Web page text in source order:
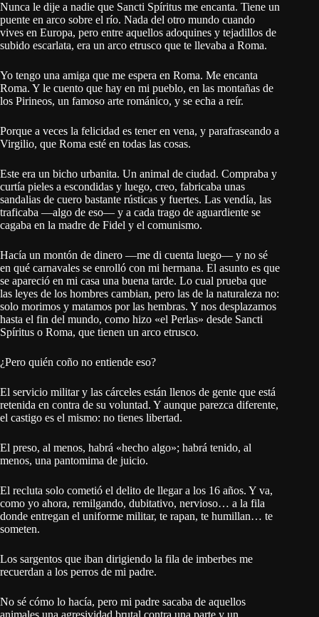
Nunca le dije a nadie que Sancti Spíritus me encanta. Tiene un
puente en arco sobre el río. Nada del otro mundo cuando
vives en Europa, pero entre aquellos adoquines y tejadillos de
subido escarlata, era un arco etrusco que te llevaba a Roma.
Yo tengo una amiga que me espera en Roma. Me encanta
Roma. Y le cuento que hay en mi pueblo, en las montañas de
los Pirineos, un famoso arte románico, y se echa a reír.
Porque a veces la felicidad es tener en vena, y parafraseando a
Virgilio, que Roma esté en todas las cosas.
Este era un bicho urbanita. Un animal de ciudad. Compraba y
curtía pieles a escondidas y luego, creo, fabricaba unas
sandalias de cuero bastante rústicas y fuertes. Las vendía, las
traficaba —algo de eso— y a cada trago de aguardiente se
cagaba en la madre de Fidel y el comunismo.
Hacía un montón de dinero —me di cuenta luego— y no sé
en qué carnavales se enrolló con mi hermana. El asunto es que
se apareció en mi casa una buena tarde. Lo cual prueba que
las leyes de los hombres cambian, pero las de la naturaleza no:
solo morimos y matamos por las hembras. Y nos desplazamos
hasta el fin del mundo, como hizo «el Perlas» desde Sancti
Spíritus o Roma, que tienen un arco etrusco.
¿Pero quién coño no entiende eso?
El servicio militar y las cárceles están llenos de gente que está
retenida en contra de su voluntad. Y aunque parezca diferente,
el castigo es el mismo: no tienes libertad.
El preso, al menos, habrá «hecho algo»; habrá tenido, al
menos, una pantomima de juicio.
El recluta solo cometió el delito de llegar a los 16 años. Y va,
como yo ahora, remilgando, dubitativo, nervioso… a la fila
donde entregan el uniforme militar, te rapan, te humillan… te
someten.
Los sargentos que iban dirigiendo la fila de imberbes me
recuerdan a los perros de mi padre.
No sé cómo lo hacía, pero mi padre sacaba de aquellos